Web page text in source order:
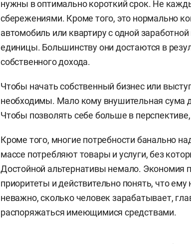
нужны в оптимально короткий срок. Не
сбережениями. Кроме того, это нормально
автомобиль или квартиру с одной
единицы. Большинству они достаются в
собственного дохода.
Чтобы начать собственный бизнес или
необходимы. Мало кому внушительная сума
Чтобы позволять себе больше в
Кроме того, многие потребности банально
массе потребляют товары и услуги, без
Достойной альтернативы немало. Экономия
приоритеты и действительно понять, что
неважно, сколько человек зарабатывает,
распоряжаться имеющимися средствами.